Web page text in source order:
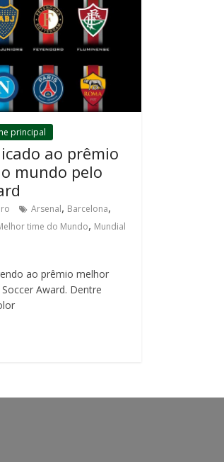
principal
ao prêmio
mundo pelo
Arsenal, Barcelona,
time do Mundo, Mundial
ao prêmio melhor
Award. Dentre